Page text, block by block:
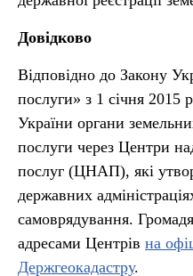
Довідково
Відповідно до Закону
послуги» з 1 січня 2015
України органи
послуги через Центри
послуг (ЦНАП), які
державних
самоврядування.
адресами Центрів на
Держгеокадастру.